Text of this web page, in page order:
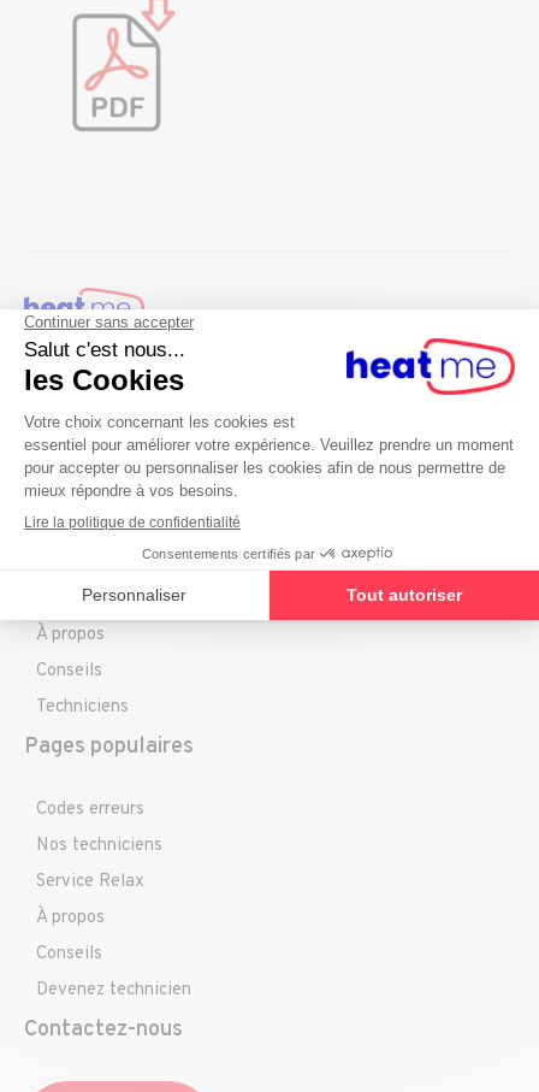
Nos services
Chauffage
Plomberie
Climatisation
Découvrez
Gestionnaires immo
À propos
Conseils
Techniciens
Pages populaires
Codes erreurs
Nos techniciens
Service Relax
À propos
Conseils
Devenez technicien
Contactez-nous